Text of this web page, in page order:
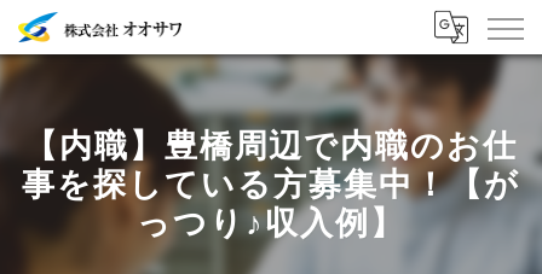
【内職】豊橋周辺で内職のお仕
事を探している方募集中！【が
っつり♪収入例】